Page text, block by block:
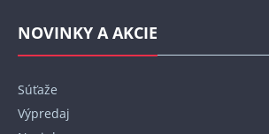
NOVINKY A AKCIE
Súťaže
Výpredaj